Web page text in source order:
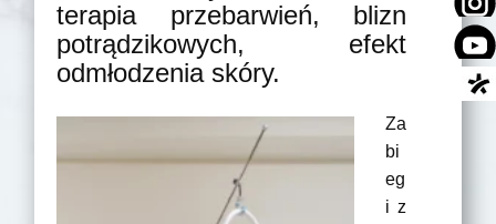
terapia przebarwień, blizn
potrądzikowych, efekt
odmłodzenia skóry.
Za
bi
eg
i z